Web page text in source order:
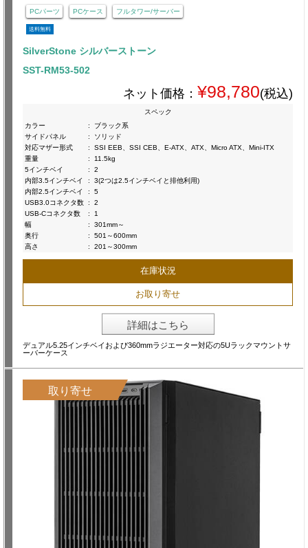
PCパーツ PCケース フルタワー/サーバー
送料無料
SilverStone シルバーストーン
SST-RM53-502
ネット価格： ¥98,780(税込)
スペック
カラー
:
ブラック系
サイドパネル
:
ソリッド
対応マザー形式
:
SSI EEB、SSI CEB、E-ATX、ATX、Micro ATX、Mini-ITX
重量
:
11.5kg
5インチベイ
:
2
内部3.5インチベイ
:
3(2つは2.5インチベイと排他利用)
内部2.5インチベイ
:
5
USB3.0コネクタ数 :
2
USB-Cコネクタ数
:
1
幅
:
301mm～
奥行
:
501～600mm
高さ
: 201～300mm
在庫状況
お取り寄せ
詳細はこちら
デュアル5.25インチベイおよび360mmラジエーター対応の5Uラックマウントサ
ーバーケース
取り寄せ